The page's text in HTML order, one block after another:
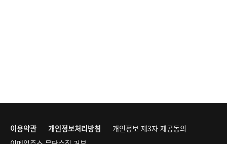
이용약관 개인정보처리방침
개인정보 제3자 제공동의